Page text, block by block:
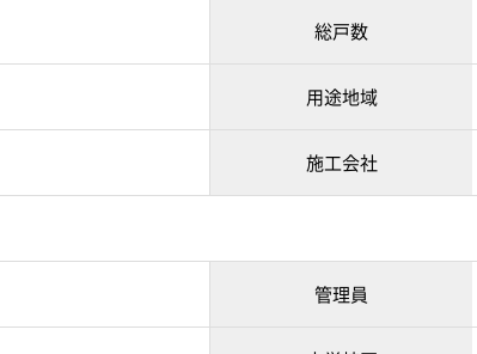
総戸数
用途地域
施工会社
管理員